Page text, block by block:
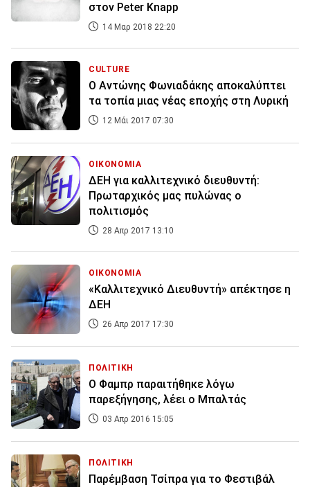
στον Peter Knapp
14 Μαρ 2018 22:20
CULTURE
Ο Αντώνης Φωνιαδάκης αποκαλύπτει
τα τοπία μιας νέας εποχής στη Λυρική
12 Μάι 2017 07:30
ΟΙΚΟΝΟΜΙΑ
ΔΕΗ για καλλιτεχνικό διευθυντή:
Πρωταρχικός μας πυλώνας ο
πολιτισμός
28 Απρ 2017 13:10
ΟΙΚΟΝΟΜΙΑ
«Καλλιτεχνικό Διευθυντή» απέκτησε η
ΔΕΗ
26 Απρ 2017 17:30
ΠΟΛΙΤΙΚΗ
Ο Φαμπρ παραιτήθηκε λόγω
παρεξήγησης, λέει ο Μπαλτάς
03 Απρ 2016 15:05
ΠΟΛΙΤΙΚΗ
Παρέμβαση Τσίπρα για το Φεστιβάλ